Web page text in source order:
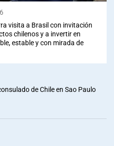
visita a Brasil con invitación
chilenos y a invertir en
estable y con mirada de
de Chile en Sao Paulo